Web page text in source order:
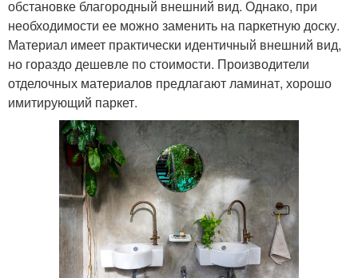
обстановке благородный внешний вид. Однако, при
необходимости ее можно заменить на паркетную доску.
Материал имеет практически идентичный внешний вид,
но гораздо дешевле по стоимости. Производители
отделочных материалов предлагают ламинат, хорошо
имитирующий паркет.